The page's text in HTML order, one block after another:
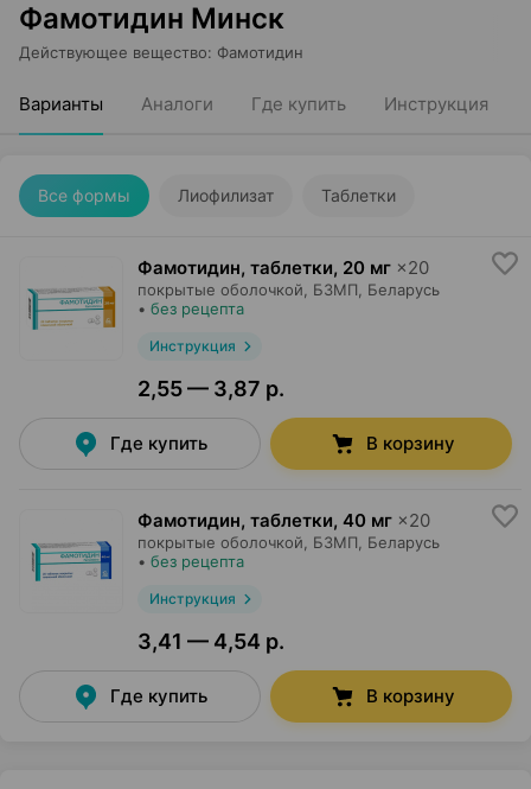
Фамотидин Минск
Действующее вещество: Фамотидин
Варианты Аналоги Где купить Инструкция
Все формы Лиофилизат Таблетки
Фамотидин, таблетки, 20 мг ×20
покрытые оболочкой, БЗМП , Беларусь
• без рецепта
Инструкция
2,55 — 3,87 р.
Где купить В корзину
Фамотидин, таблетки, 40 мг ×20
покрытые оболочкой, БЗМП , Беларусь
• без рецепта
Инструкция
3,41 — 4,54 р.
Где купить В корзину